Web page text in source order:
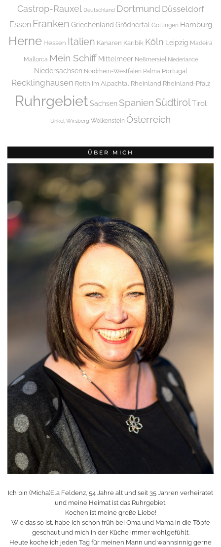
Castrop-Rauxel Deutschland Dortmund Düsseldorf
Essen Franken Griechenland Grödnertal Göttingen Hamburg
Herne Hessen Italien Kanaren Karibik Köln Leipzig Madeira
Mallorca Mein Schiff Mittelmeer Neßmersiel Niederlande
Niedersachsen Nordrhein-Westfalen Palma Portugal
Recklinghausen Reith im Alpachtal Rheinland Rheinland-Pfalz
Ruhrgebiet Sachsen Spanien SüdtirolTirol
Unkel Wirsberg Wolkenstein Österreich
ÜBER MICH
Ich bin (Micha)Ela Feldenz, 54 Jahre alt und seit 35 Jahren verheiratet
und meine Heimat ist das Ruhrgebiet.
Kochen ist meine große Liebe!
Wie das so ist, habe ich schon früh bei Oma und Mama in die Töpfe
geschaut und mich in der Küche immer wohlgefühlt.
Heute koche ich jeden Tag für meinen Mann und wahnsinnig gerne